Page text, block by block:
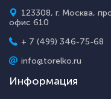
123308, г. Москва,
офис 610
+ 7 (499) 346-75-68
info@torelko.ru
Информация